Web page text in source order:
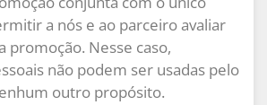
a nós e ao parceiro avaliar
promoção. Nesse caso,
não podem ser usadas pelo
outro propósito.